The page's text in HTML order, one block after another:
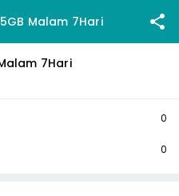
Malam 7Hari
7Hari
0
0